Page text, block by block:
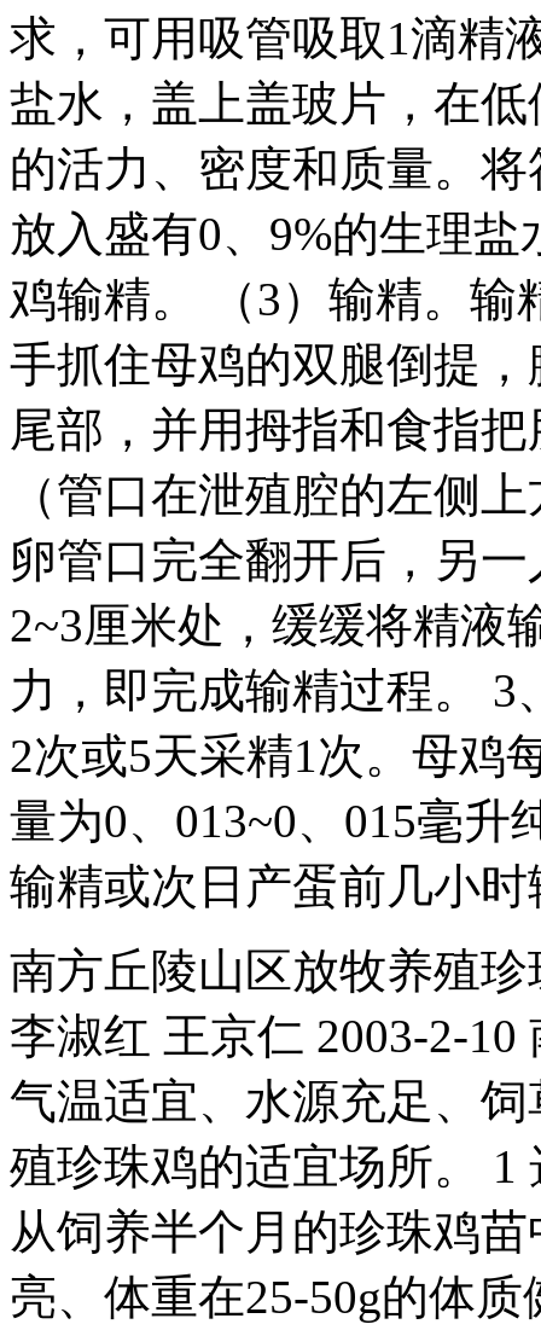
求，可用吸管吸取1滴精
盐水，盖上盖玻片，在
的活力、密度和质量。
放入盛有0、9%的生理
鸡输精。 （3）输精。
手抓住母鸡的双腿倒提
尾部，并用拇指和食指
（管口在泄殖腔的左侧
卵管口完全翻开后，另
2~3厘米处，缓缓将精液
力，即完成输精过程。
2次或5天采精1次。母鸡
量为0、013~0、015毫
输精或次日产蛋前几小时
南方丘陵山区放牧养殖
李淑红 王京仁 2003-2-
气温适宜、水源充足、
殖珍珠鸡的适宜场所。 1
从饲养半个月的珍珠鸡
亮、体重在25-50g的体